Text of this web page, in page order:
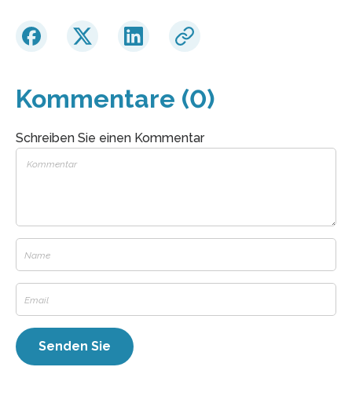
Kommentare (0)
Schreiben Sie einen Kommentar